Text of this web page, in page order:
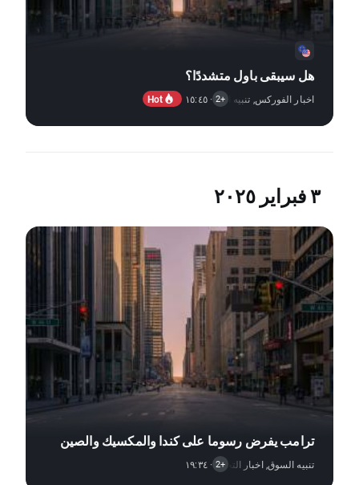
هل سيبقى باول متشددًا؟
اخبار الفوركس, تنبيه السوق,التقارير الاقتصادية +2 · ١٥:٤٥ Hot
٣ فبراير ٢٠٢٥
ترامب يفرض رسوما على كندا والمكسيك والصين
تنبيه السوق,اخبار التحليل الفني, +2 · ١٩:٣٤